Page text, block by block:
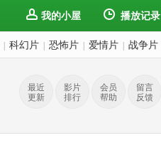
我的小屋 播放记录
科幻片 恐怖片 爱情片 战争片
最近
更新
影片
排行
会员
帮助
留言
反馈